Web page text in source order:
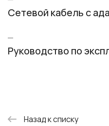
Сетевой кабель с
Руководство по
Назад к списку